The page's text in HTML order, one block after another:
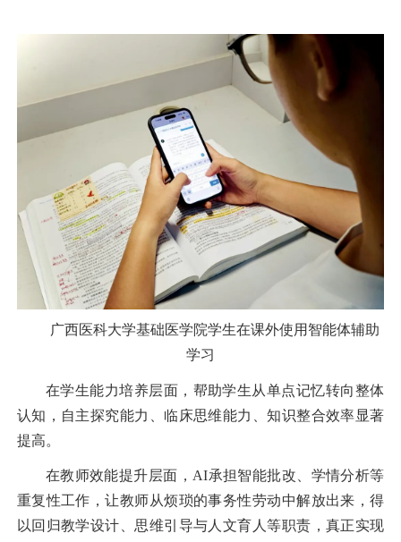
广西医科大学基础医学院学生在课外使用智能体辅助
学习
在学生能力培养层面， 帮助学生从单点记忆转向整体
认知，自主探究能力、临床思维能力、知识整合效率显著
提高。
在教师效能提升层面， AI承担智能批改、学情分析等
重复性工作，让教师从烦琐的事务性劳动中解放出来，得
以回归教学设计、思维引导与人文育人等职责，真正实现